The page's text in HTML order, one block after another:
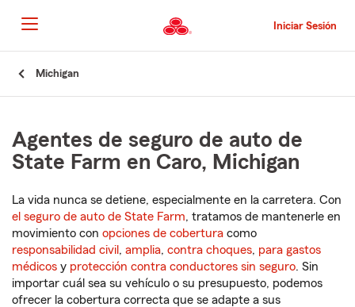
al
contenido
principal
Iniciar Sesión
Michigan
Agentes de seguro de auto de
State Farm en Caro, Michigan
La vida nunca se detiene, especialmente en la carretera. Con
el seguro de auto de State Farm, tratamos de mantenerle en
movimiento con opciones de cobertura como
responsabilidad civil , amplia, contra choques, para gastos
médicos y protección contra conductores sin seguro. Sin
importar cuál sea su vehículo o su presupuesto, podemos
ofrecer la cobertura correcta que se adapte a sus